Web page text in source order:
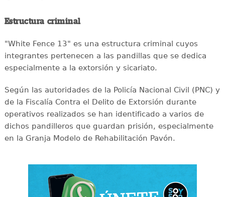
Estructura criminal
"White Fence 13" es una estructura criminal cuyos
integrantes pertenecen a las pandillas que se dedica
especialmente a la extorsión y sicariato.
Según las autoridades de la Policía Nacional Civil (PNC) y
de la Fiscalía Contra el Delito de Extorsión durante
operativos realizados se han identificado a varios de
dichos pandilleros que guardan prisión, especialmente
en la Granja Modelo de Rehabilitación Pavón.